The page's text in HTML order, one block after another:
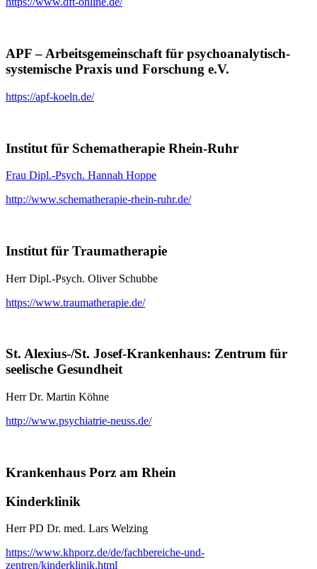
APF – Arbeitsgemeinschaft für psychoanalytisch-
systemische Praxis und Forschung e.V.
https://apf-koeln.de/
Institut für Schematherapie Rhein-Ruhr
Frau Dipl.-Psych. Hannah Hoppe
http://www.schematherapie-rhein-ruhr.de/
Institut für Traumatherapie
Herr Dipl.-Psych. Oliver Schubbe
https://www.traumatherapie.de/
St. Alexius-/St. Josef-Krankenhaus: Zentrum für
seelische Gesundheit
Herr Dr. Martin Köhne
http://www.psychiatrie-neuss.de/
Krankenhaus Porz am Rhein
Kinderklinik
Herr PD Dr. med. Lars Welzing
https://www.khporz.de/de/fachbereiche-und-
zentren/kinderklinik.html